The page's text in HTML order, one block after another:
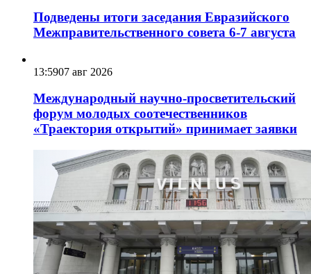
Подведены итоги заседания Евразийского
Межправительственного совета 6-7 августа
13:5907 авг 2026
Международный научно-просветительский
форум молодых соотечественников
«Траектория открытий» принимает заявки